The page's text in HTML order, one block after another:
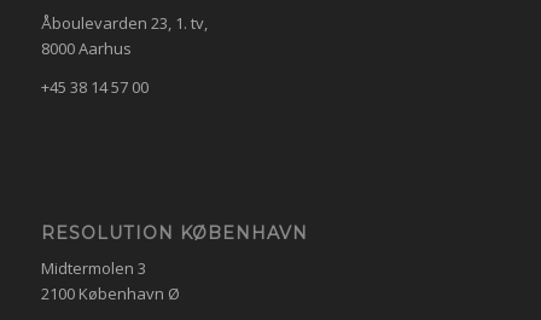
Åboulevarden 23, 1. tv,
8000 Aarhus
+45 38 14 57 00
RESOLUTION KØBENHAVN
Midtermolen 3
2100 København Ø